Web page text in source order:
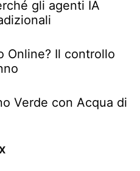
gli agenti IA
Online? Il controllo
Verde con Acqua di